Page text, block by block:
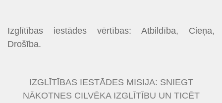
Izglītības iestādes vērtības: Atbildība, Cieņa,
Drošība.
IZGLĪTĪBAS IESTĀDES MISIJA: SNIEGT
NĀKOTNES CILVĒKA IZGLĪTĪBU UN TICĒT